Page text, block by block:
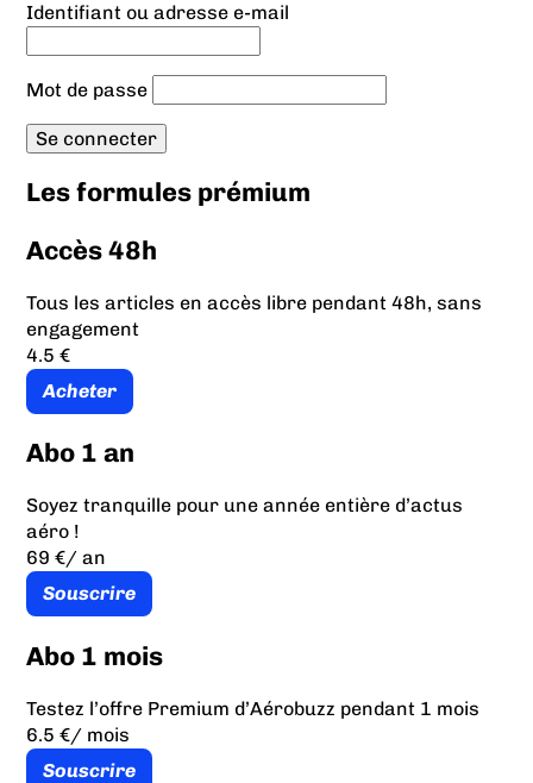
Identifiant ou adresse e-mail
Mot de passe
Les formules prémium
Accès 48h
Tous les articles en accès libre pendant 48h, sans
engagement
4.5 €
Acheter
Abo 1 an
Soyez tranquille pour une année entière d’actus
aéro !
69 €/ an
Souscrire
Abo 1 mois
Testez l’offre Premium d’Aérobuzz pendant 1 mois
6.5 €/ mois
Souscrire